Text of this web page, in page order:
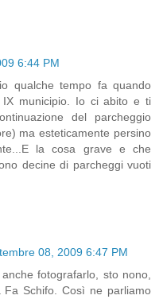
6:44 PM
qualche tempo fa quando
municipio. Io ci abito e ti
del parcheggio
ma esteticamente persino
la cosa grave e che
decine di parcheggi vuoti
08, 2009 6:47 PM
fotografarlo, sto nono,
Schifo. Così ne parliamo